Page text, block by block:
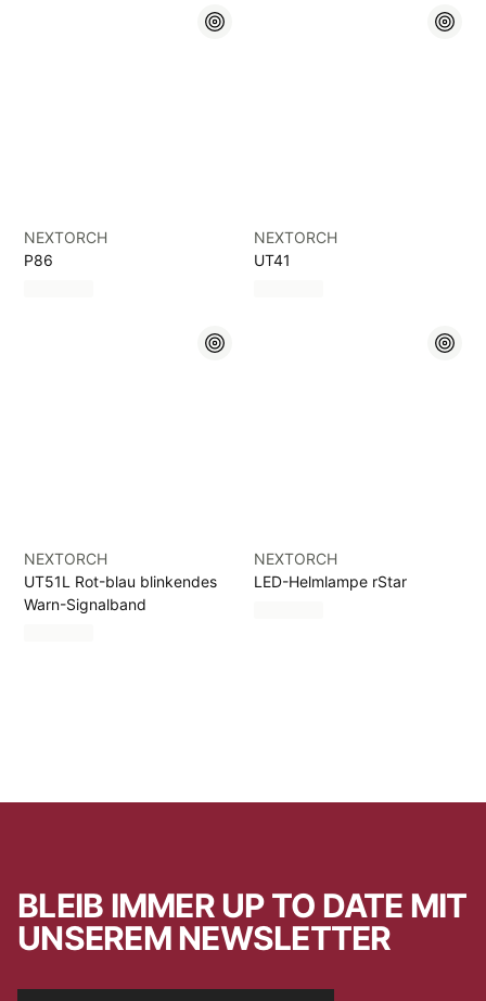
NEXTORCH
P86
NEXTORCH
UT41
NEXTORCH
UT51L Rot-blau blinkendes
Warn-Signalband
NEXTORCH
LED-Helmlampe rStar
BLEIB IMMER UP TO DATE MIT
UNSEREM NEWSLETTER